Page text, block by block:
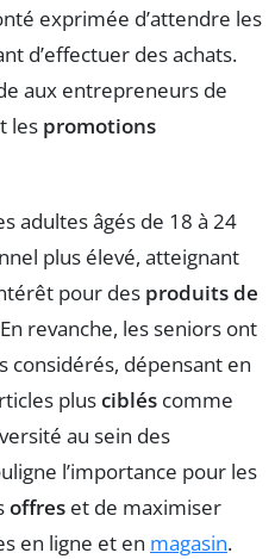
exprimée d’attendre les
d’effectuer des achats.
aux entrepreneurs de
les promotions
adultes âgés de 18 à 24
plus élevé, atteignant
pour des produits de
revanche, les seniors ont
considérés, dépensant en
plusciblés comme
au sein des
l’importance pour les
offres et de maximiser
en ligne et en magasin.